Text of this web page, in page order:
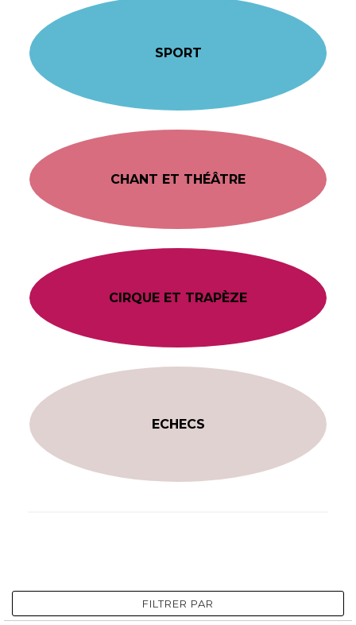
SPORT
CHANT ET THÉÂTRE
CIRQUE ET TRAPÈZE
ECHECS
FILTRER PAR